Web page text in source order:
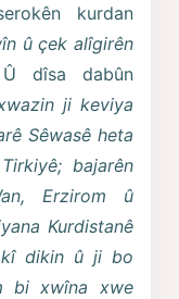
kurdan
û çek alîgirên
dîsa dabûn
ji keviya
Sêwasê heta
bajarên
Erzirom û
Kurdistanê
dikin û ji bo
bi xwîna xwe